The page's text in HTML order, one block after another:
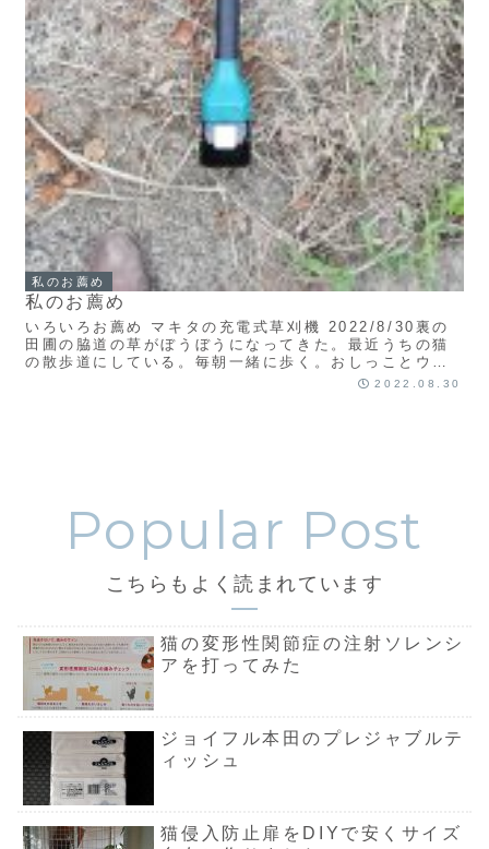
私のお薦め
私のお薦め
いろいろお薦め マキタの充電式草刈機 2022/8/30裏の
田圃の脇道の草がぼうぼうになってきた。最近うちの猫
の散歩道にしている。毎朝一緒に歩く。おしっことウン
チをさせる。あまり草丈が高いと歩きにくいもっと読む
2022.08.30
こちらもよく読まれています
猫の変形性関節症の注射ソレンシ
アを打ってみた
ジョイフル本田のプレジャブルテ
ィッシュ
猫侵入防止扉をDIYで安くサイズ